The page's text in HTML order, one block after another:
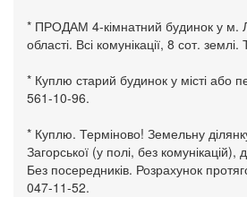
* ПРОДАМ 4-кімнатний будинок у м.
області. Всі комунікації, 8 сот.
* Куплю старий будинок у місті або
561-10-96.
* Куплю. Терміново! Земельну
Загорської (у полі, без
Без посередників. Розрахунок
047-11-52.